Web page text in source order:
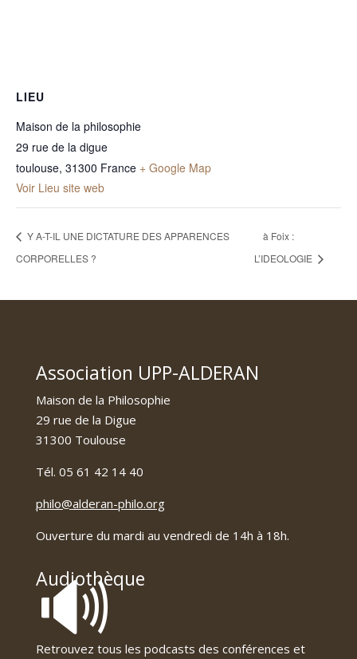
LIEU
Maison de la philosophie
29 rue de la digue
toulouse, 31300 France + Google Map
Voir Lieu site web
Y A-T-IL UNE DICTATURE DES APPARENCES
CORPORELLES ?
à Foix :
L’IDEOLOGIE
Association UPP-ALDERAN
Maison de la Philosophie
29 rue de la Digue
31300 Toulouse
Tél. 05 61 42 14 40
philo@alderan-philo.org
Ouverture du mardi au vendredi de 14h à 18h.
Audiothèque
🔊
Retrouvez tous les podcasts des conférences et